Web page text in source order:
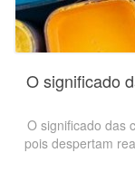
O significado
O significado das
pois despertam